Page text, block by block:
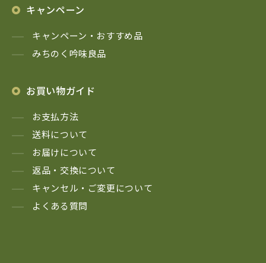
キャンペーン
キャンペーン・おすすめ品
みちのく吟味良品
お買い物ガイド
お支払方法
送料について
お届けについて
返品・交換について
キャンセル・ご変更について
よくある質問